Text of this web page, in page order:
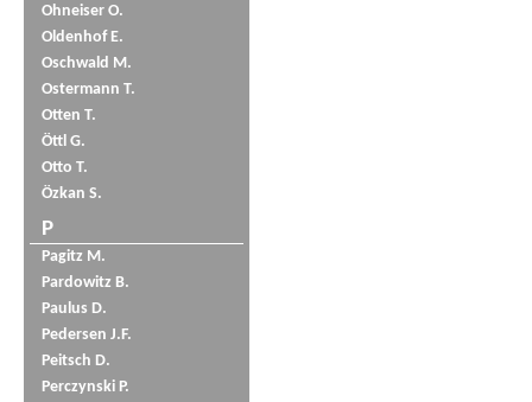
Ohneiser O.
Oldenhof E.
Oschwald M.
Ostermann T.
Otten T.
Öttl G.
Otto T.
Özkan S.
P
Pagitz M.
Pardowitz B.
Paulus D.
Pedersen J.F.
Peitsch D.
Perczynski P.